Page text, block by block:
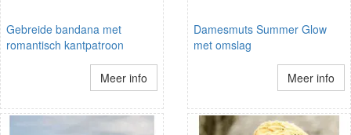
Gebreide bandana met
romantisch kantpatroon
Meer info
Damesmuts Summer Glow
met omslag
Meer info